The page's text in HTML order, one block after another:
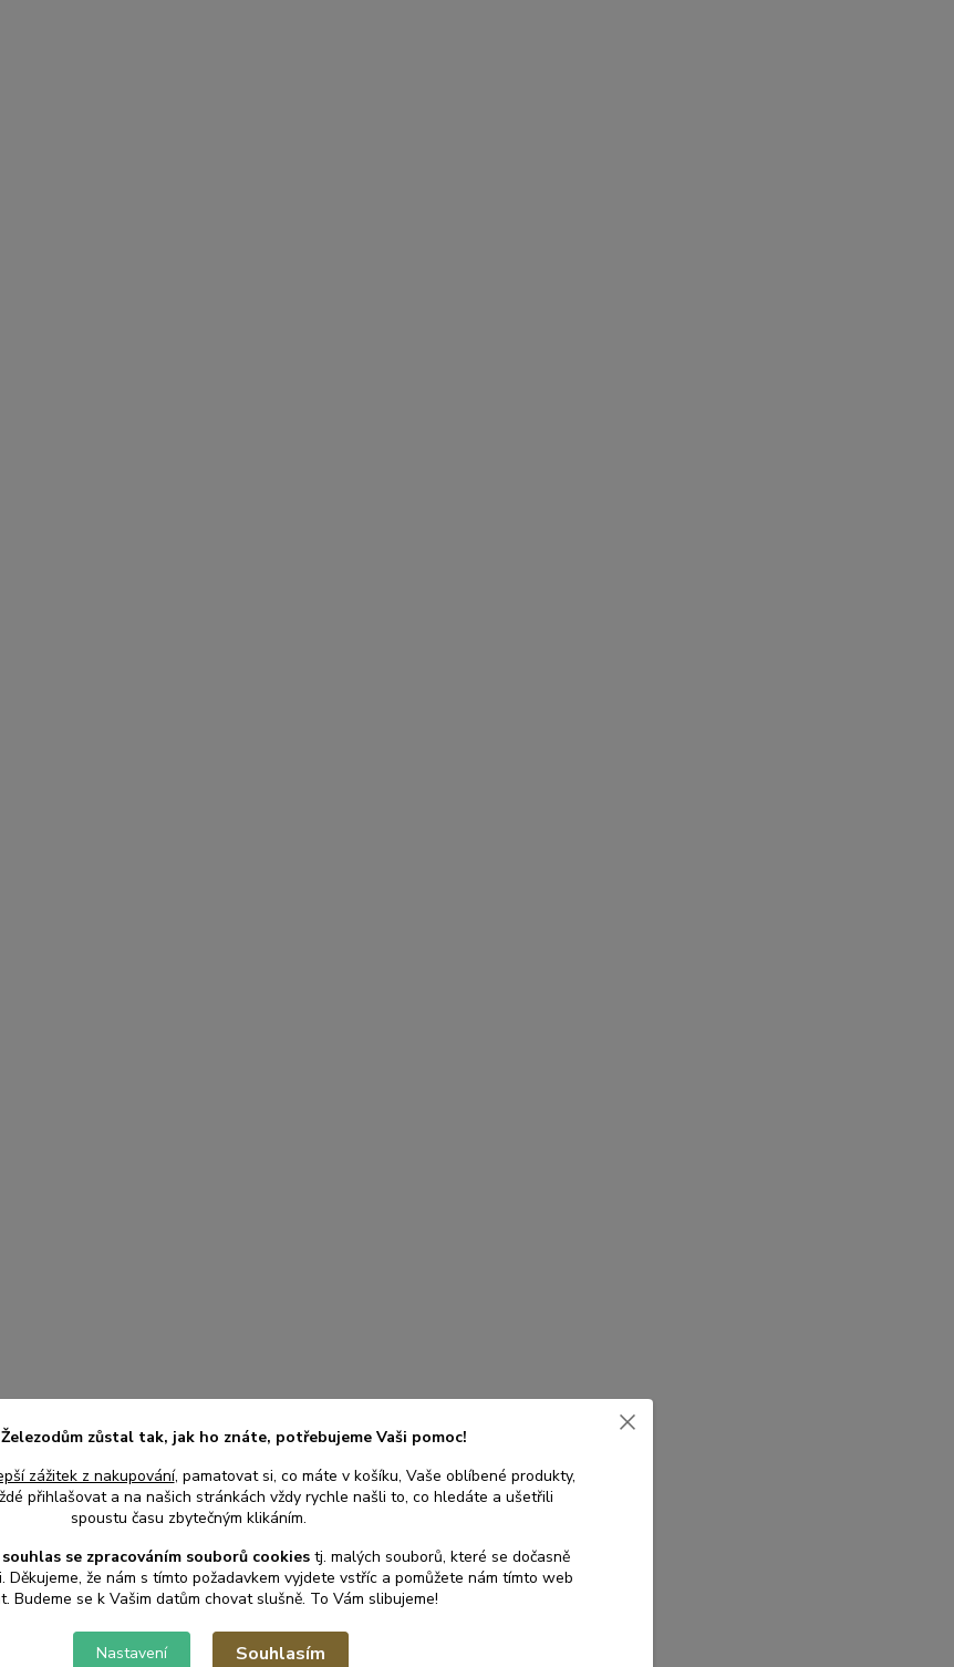
zůstal tak, jak ho znáte, potřebujeme Vaši pomoc!
zážitek z nakupování, pamatovat si, co máte v košíku, Vaše oblíbené produkty,
přihlašovat a na našich stránkách vždy rychle našli to, co hledáte a ušetřili
spoustu času zbytečným klikáním.
se zpracováním souborů cookies tj. malých souborů, které se dočasně
Děkujeme, že nám s tímto požadavkem vyjdete vstříc a pomůžete nám tímto web
Budeme se k Vašim datům chovat slušně. To Vám slibujeme!
Nastavení Souhlasím